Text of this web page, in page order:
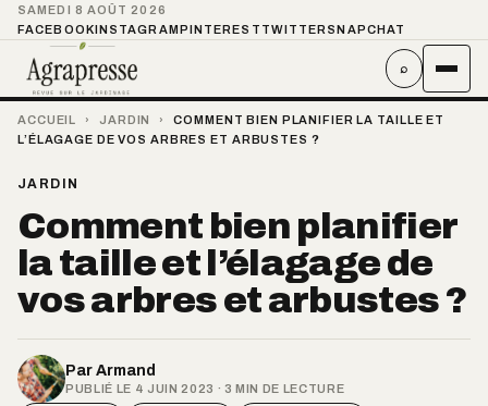
SAMEDI 8 AOÛT 2026
FACEBOOKINSTAGRAMPINTEREST TWITTER SNAPCHAT
⌕
ACCUEIL › JARDIN ›
COMMENT BIEN PLANIFIER LA TAILLE ET
L’ÉLAGAGE DE VOS ARBRES ET ARBUSTES ?
JARDIN
Comment bien planifier
la taille et l’élagage de
vos arbres et arbustes ?
Par Armand
PUBLIÉ LE 4 JUIN 2023 · 3 MIN DE LECTURE